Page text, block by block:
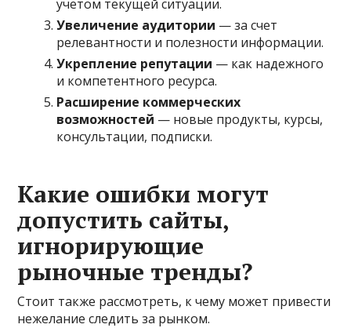
учетом текущей ситуации.
Увеличение аудитории — за счет
релевантности и полезности информации.
Укрепление репутации — как надежного
и компетентного ресурса.
Расширение коммерческих
возможностей — новые продукты, курсы,
консультации, подписки.
Какие ошибки могут
допустить сайты,
игнорирующие
рыночные тренды?
Стоит также рассмотреть, к чему может привести
нежелание следить за рынком.